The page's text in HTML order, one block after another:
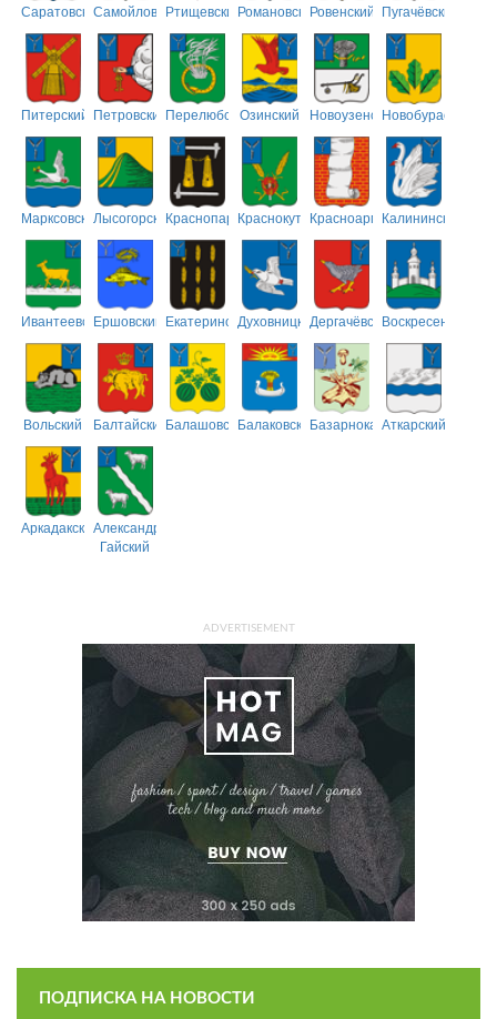
СаратовскийСамойловскийРтищевскийРомановскийРовенский Пугачёвский
Питерский ПетровскийПерелюбскийОзинский НовоузенскийНовобурасский
МарксовскийЛысогорскийКраснопартизанский
КраснокутскийКрасноармейский
Калининский
ИвантеевскийЕршовский ЕкатериновскийДуховницкийДергачёвскийВоскресенский
Вольский БалтайскийБалашовскийБалаковскийБазарнокарабулакский
Аткарский
АркадакскийАлександрово-
Гайский
ADVERTISEMENT
ПОДПИСКА НА НОВОСТИ